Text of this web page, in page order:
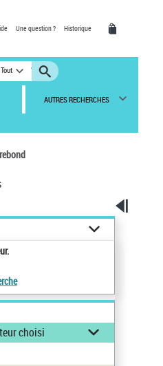
Une question ? Historique
Tout
AUTRES RECHERCHES
choisi